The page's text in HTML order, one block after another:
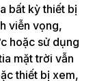
bất kỳ thiết bị
viễn vọng,
hoặc sử dụng
mặt trời vẫn
thiết bị xem,